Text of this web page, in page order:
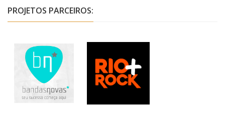
PROJETOS PARCEIROS: